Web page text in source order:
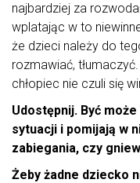
najbardziej za
wplatając w to
że dzieci należy do
rozmawiać,
chłopiec nie czuli się
Udostępnij. Być
sytuacji i pomijają w
zabiegania, czy
Żeby żadne dziecko